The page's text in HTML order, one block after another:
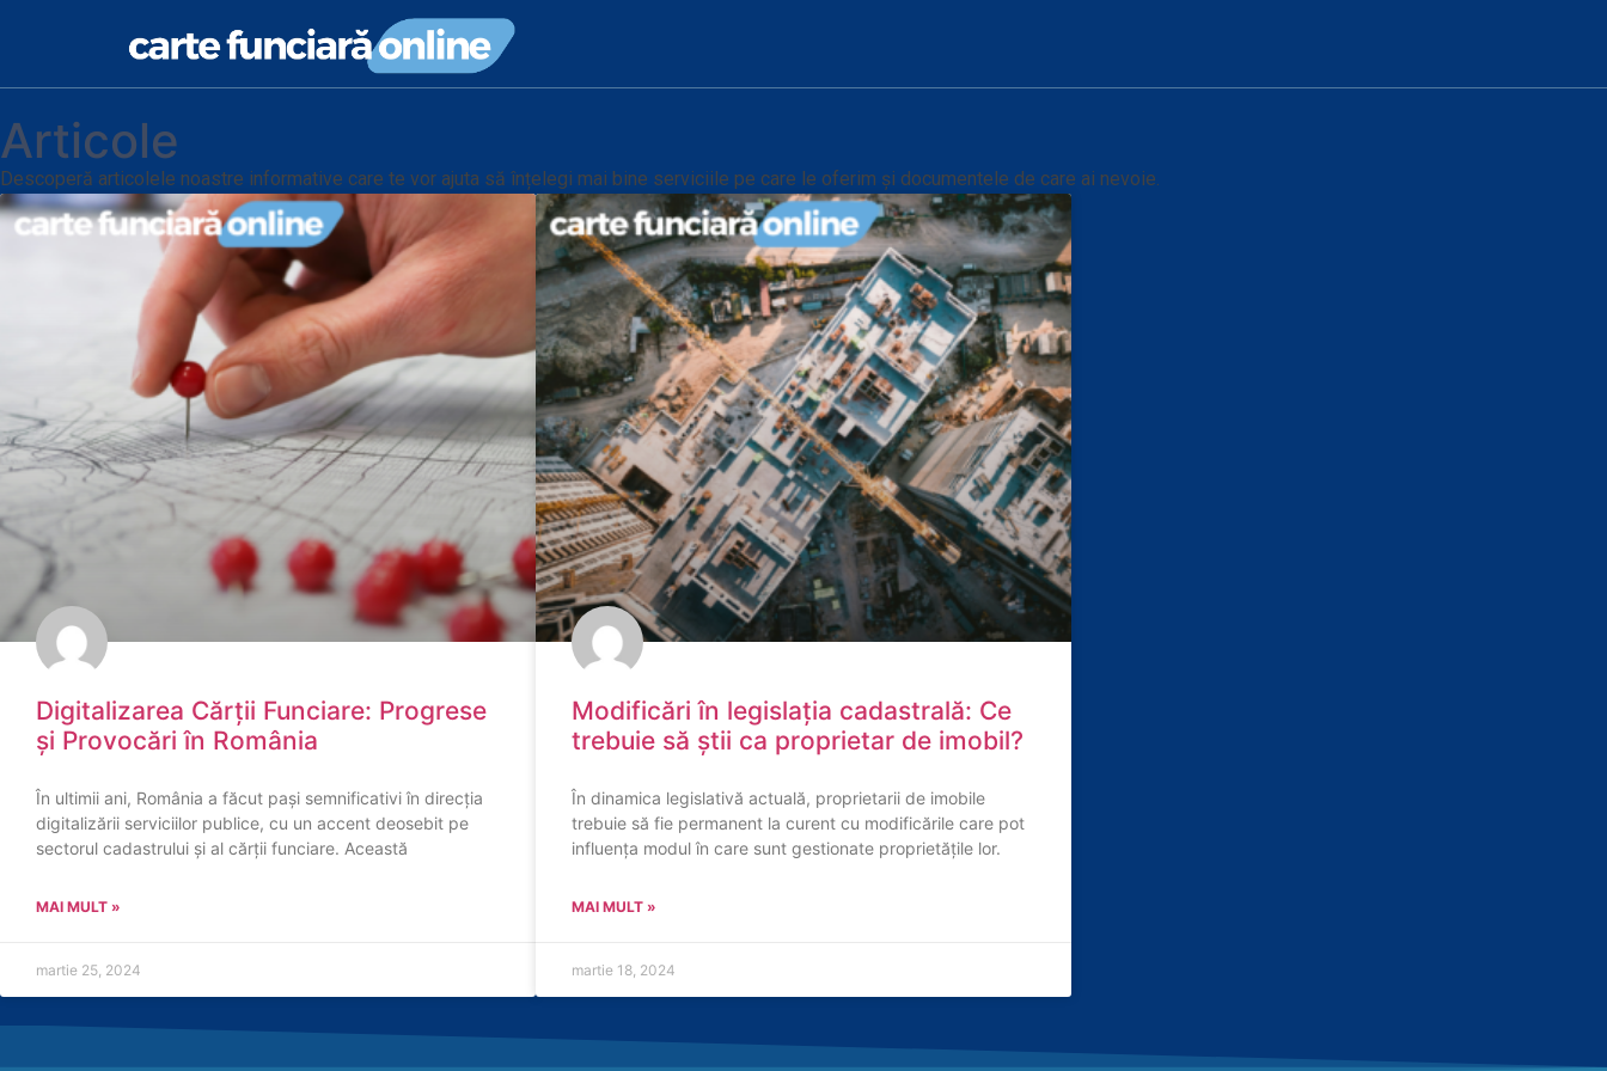
Articole
Descoperă articolele noastre informative care te vor ajuta să înțelegi mai bine serviciile pe care le oferim și documentele de care ai nevoie.
Digitalizarea Cărții Funciare: Progrese
și Provocări în România
În ultimii ani, România a făcut pași semnificativi în direcția
digitalizării serviciilor publice, cu un accent deosebit pe
sectorul cadastrului și al cărții funciare. Această
MAI MULT »
martie 25, 2024
Modificări în legislația cadastrală: Ce
trebuie să știi ca proprietar de imobil?
În dinamica legislativă actuală, proprietarii de imobile
trebuie să fie permanent la curent cu modificările care pot
influența modul în care sunt gestionate proprietățile lor.
MAI MULT »
martie 18, 2024